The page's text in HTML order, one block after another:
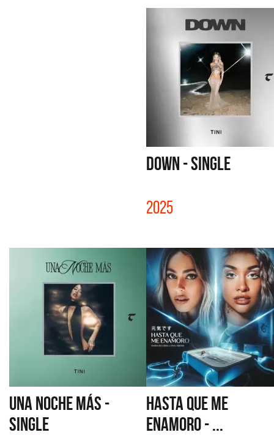
DOWN - SINGLE
2025
UNA NOCHE MÁS -
SINGLE
HASTA QUE ME
ENAMORO - ...